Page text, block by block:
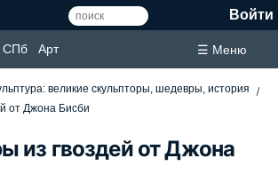
Войти
СПб Арт ☰ Меню
великие скульпторы, шедевры, история
от Джона Бисби
из гвоздей от Джона